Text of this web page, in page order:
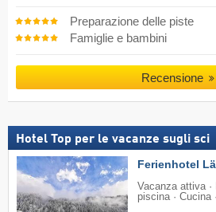
Preparazione delle piste
Famiglie e bambini
Recensione
Hotel Top per le vacanze sugli sci
Ferienhotel
Vacanza attiva
piscina · Cucina